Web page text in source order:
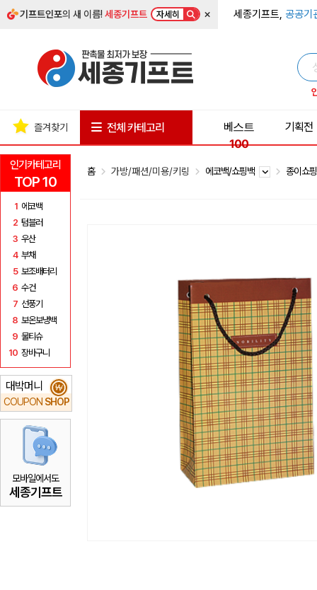
기프트인포의 새 이름!세종기프트 자세히 × 세종기프트, 공공기
인기카테고리
TOP 10
1 에코백
2 텀블러
3 우산
4 부채
5 보조배터리
6 수건
7 선풍기
8 보온보냉백
9 물티슈
10 장바구니
대박머니
COUPON SHOP
₩
모바일에서도
세종기프트
즐겨찾기 전체 카테고리
베스트
100
기획전
홈 가방/패션/미용/키링 에코백/쇼핑백 종이쇼